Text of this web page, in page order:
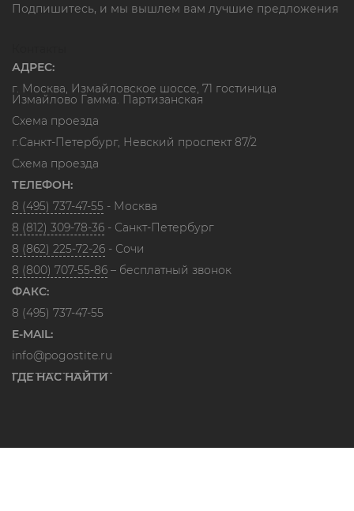
Подпишитесь, и мы вышлем вам лучшие предложения
АДРЕС:
г. Москва, Измайловское шоссе, 71 гостиница
Измайлово Гамма. Партизанская
Схема проезда
г.Санкт-Петербург, Невский проспект 87/2
Схема проезда
ТЕЛЕФОН:
8 (495) 737-47-55 - Москва
8 (812) 309-78-36 - Санкт-Петербург
8 (862) 225-72-26 - Сочи
8 (800) 707-55-86 – бесплатный звонок
ФАКС:
8 (495) 737-47-55
E-MAIL:
info@pogostite.ru
ГДЕ НАС НАЙТИ